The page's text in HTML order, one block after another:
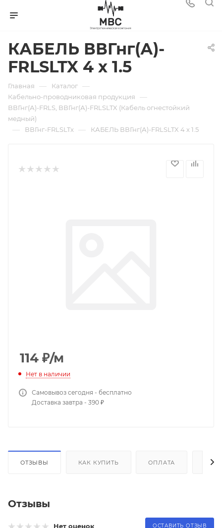
КАБЕЛЬ ВВГнг(А)-
FRLSLTX 4 х 1.5
Главная — Каталог —
Кабельно-проводниковая продукция —
ВВГнг(А)-FRLS, ВВГнг(А)-FRLSLTX (Кабель огнестойкий
медный)
— ВВГнг-FRLSLTx — КАБЕЛЬ ВВГнг(А)-FRLSLTX 4 х 1.5
114 ₽/м
Нет в наличии
Самовывоз сегодня - бесплатно
Доставка завтра - 390 ₽
ОТЗЫВЫ КАК КУПИТЬ ОПЛАТА
Отзывы
Нет оценок ОСТАВИТЬ ОТЗЫВ